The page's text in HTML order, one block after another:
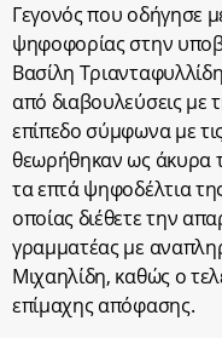
Γεγονός που οδήγησε
ψηφοφορίας στην
Βασίλη
από διαβουλεύσεις με
επίπεδο σύμφωνα με
θεωρήθηκαν ως άκυρα
τα επτά ψηφοδέλτια
οποίας διέθετε την
γραμματέας με
Μιχαηλίδη, καθώς ο
επίμαχης απόφασης.